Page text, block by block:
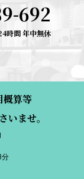
692
時間 年中無休
概算等
いませ。
分